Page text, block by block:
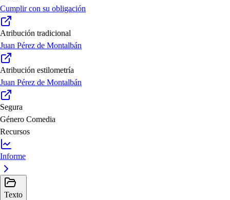
Cumplir con su obligación
Atribución tradicional
Juan Pérez de Montalbán
Atribución estilometría
Juan Pérez de Montalbán
Segura
Género Comedia
Recursos
Informe
Texto